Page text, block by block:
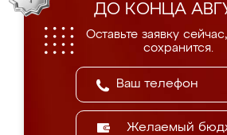
ДО КОНЦА
Оставьте заявку
сохранится.
Желаемый